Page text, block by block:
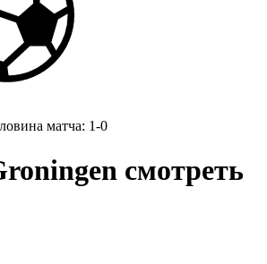
матча: 1-0
смотреть